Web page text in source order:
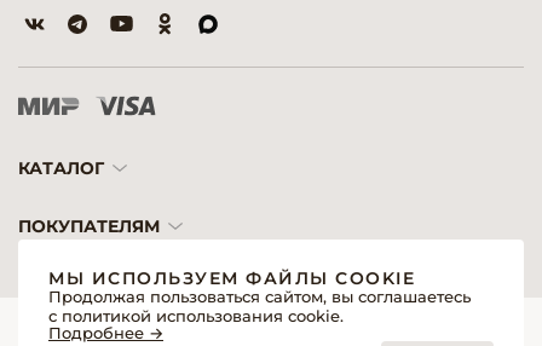
КАТАЛОГ
ПОКУПАТЕЛЯМ
© 2026 «Модерн»— Косметика и оборудование для профессионалов
Создание сайтов
МЫ ИСПОЛЬЗУЕМ ФАЙЛЫ COOKIE
Продолжая пользоваться сайтом, вы соглашаетесь
с политикой использования cookie.
Подробнее →